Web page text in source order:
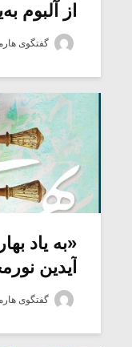
از آلبوم
گفتگوی
«به یاد
آیدین
گفتگوی